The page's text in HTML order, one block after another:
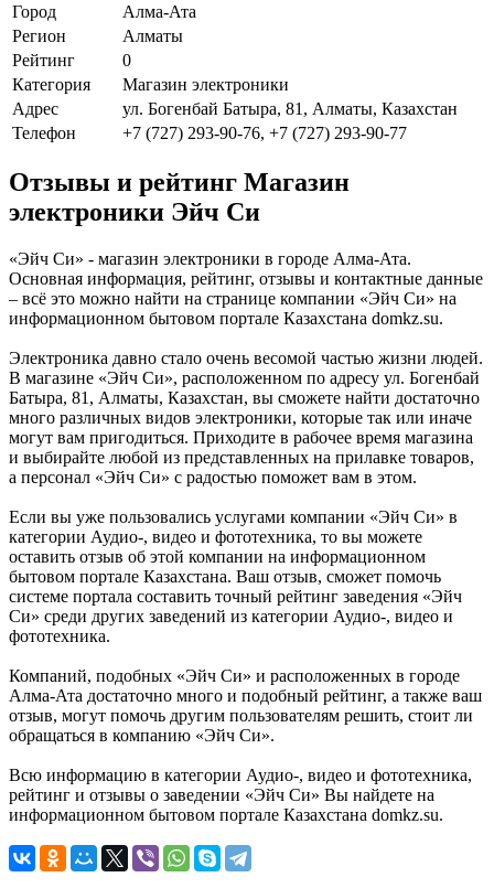
Город
Алма-Ата
Регион
Алматы
Рейтинг
0
Категория
Магазин электроники
Адрес
ул. Богенбай Батыра, 81, Алматы, Казахстан
Телефон
+7 (727) 293-90-76, +7 (727) 293-90-77
Отзывы и рейтинг Магазин
электроники Эйч Си
«Эйч Си» - магазин электроники в городе Алма-Ата.
Основная информация, рейтинг, отзывы и контактные данные
– всё это можно найти на странице компании «Эйч Си» на
информационном бытовом портале Казахстана domkz.su.
Электроника давно стало очень весомой частью жизни людей.
В магазине «Эйч Си», расположенном по адресу ул. Богенбай
Батыра, 81, Алматы, Казахстан, вы сможете найти достаточно
много различных видов электроники, которые так или иначе
могут вам пригодиться. Приходите в рабочее время магазина
и выбирайте любой из представленных на прилавке товаров,
а персонал «Эйч Си» с радостью поможет вам в этом.
Если вы уже пользовались услугами компании «Эйч Си» в
категории Аудио-, видео и фототехника, то вы можете
оставить отзыв об этой компании на информационном
бытовом портале Казахстана. Ваш отзыв, сможет помочь
системе портала составить точный рейтинг заведения «Эйч
Си» среди других заведений из категории Аудио-, видео и
фототехника.
Компаний, подобных «Эйч Си» и расположенных в городе
Алма-Ата достаточно много и подобный рейтинг, а также ваш
отзыв, могут помочь другим пользователям решить, стоит ли
обращаться в компанию «Эйч Си».
Всю информацию в категории Аудио-, видео и фототехника,
рейтинг и отзывы о заведении «Эйч Си» Вы найдете на
информационном бытовом портале Казахстана domkz.su.